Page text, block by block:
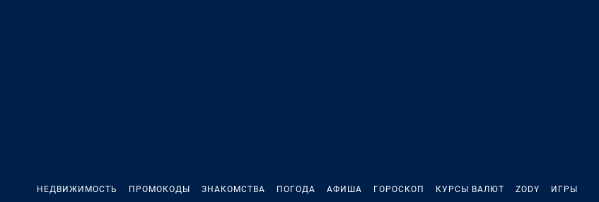
НЕДВИЖИМОСТЬ ПРОМОКОДЫ ЗНАКОМСТВА ПОГОДА АФИША ГОРОСКОП КУРСЫ ВАЛЮТ ZODY ИГРЫ